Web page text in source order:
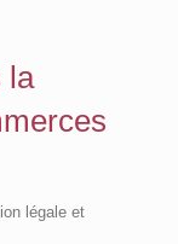
la
légale et